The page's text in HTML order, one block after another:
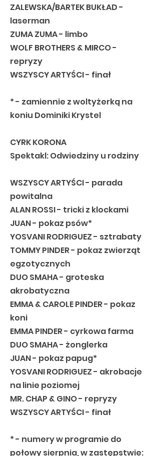
ZALEWSKA/BARTEK BUKŁAD -
laserman
ZUMA ZUMA - limbo
WOLF BROTHERS & MIRCO -
repryzy
WSZYSCY ARTYŚCI - finał
* - zamiennie z woltyżerką na
koniu Dominiki Krystel
CYRK KORONA
Spektakl: Odwiedziny u rodziny
WSZYSCY ARTYŚCI - parada
powitalna
ALAN ROSSI - tricki z klockami
JUAN - pokaz psów*
YOSVANI RODRIGUEZ - sztrabaty
TOMMY PINDER - pokaz zwierząt
egzotycznych
DUO SMAHA - groteska
akrobatyczna
EMMA & CAROLE PINDER - pokaz
koni
EMMA PINDER - cyrkowa farma
DUO SMAHA - żonglerka
JUAN - pokaz papug*
YOSVANI RODRIGUEZ - akrobacje
na linie poziomej
MR. CHAP & GINO - repryzy
WSZYSCY ARTYŚCI - finał
* - numery w programie do
połowy sierpnia, w zastępstwie: